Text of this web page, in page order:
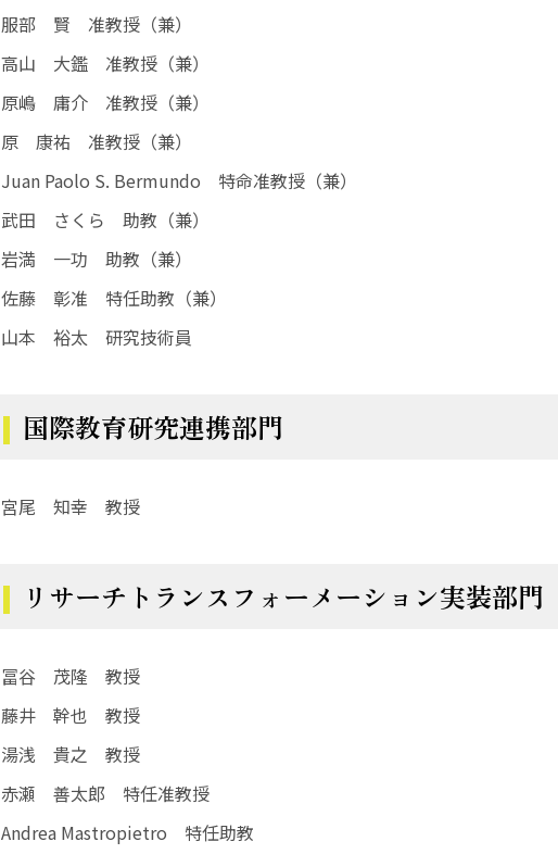
服部 賢 准教授（兼）
高山 大鑑 准教授（兼）
原嶋 庸介 准教授（兼）
原 康祐 准教授（兼）
Juan Paolo S. Bermundo 特命准教授（兼）
武田 さくら 助教（兼）
岩満 一功 助教（兼）
佐藤 彰准 特任助教（兼）
山本 裕太 研究技術員
国際教育研究連携部門
宮尾 知幸 教授
リサーチトランスフォーメーション実装部門
冨谷 茂隆 教授
藤井 幹也 教授
湯浅 貴之 教授
赤瀬 善太郎 特任准教授
Andrea Mastropietro 特任助教